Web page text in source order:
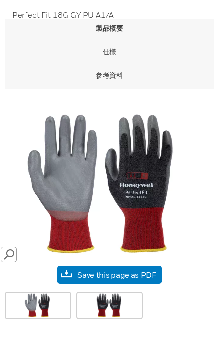
Perfect Fit 18G GY PU A1/A
製品概要
仕様
参考資料
SEARCH
Save this page as PDF